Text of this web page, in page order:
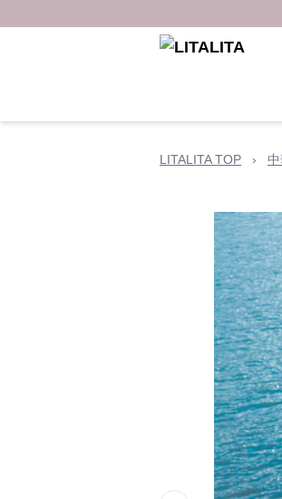
LITALITA TOP ›